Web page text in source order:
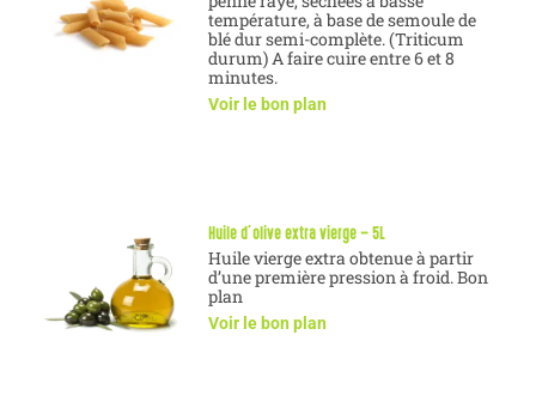
température, à base de semoule de
blé dur semi-complète. (Triticum
durum) A faire cuire entre 6 et 8
minutes.
Voir le bon plan
Huile d’olive extra vierge – 5L
Huile vierge extra obtenue à partir
d’une première pression à froid. Bon
plan
Voir le bon plan